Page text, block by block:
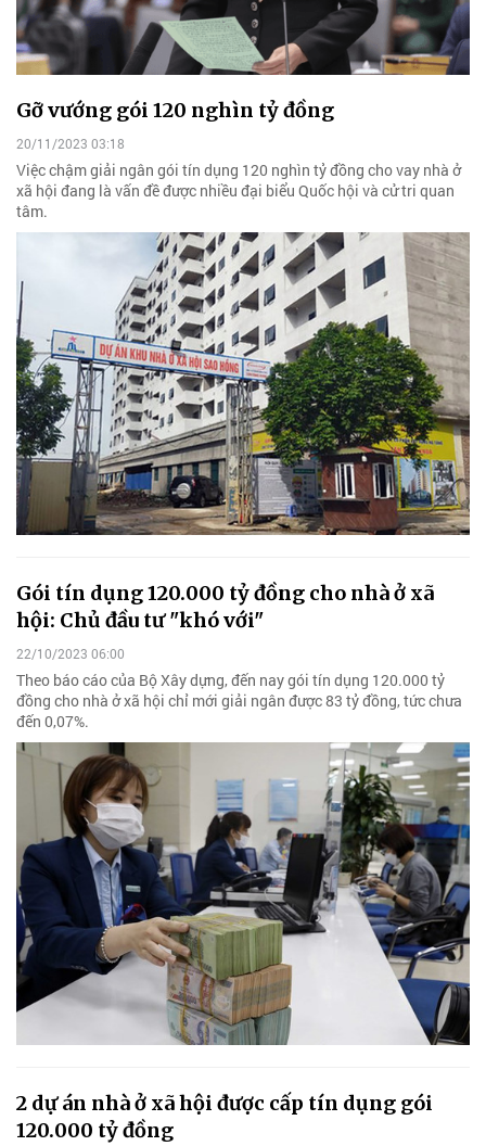
Gỡ vướng gói 120 nghìn tỷ đồng
20/11/2023 03:18
Việc chậm giải ngân gói tín dụng 120 nghìn tỷ đồng cho vay nhà ở
xã hội đang là vấn đề được nhiều đại biểu Quốc hội và cử tri quan
tâm.
Gói tín dụng 120.000 tỷ đồng cho nhà ở xã
hội: Chủ đầu tư "khó với"
22/10/2023 06:00
Theo báo cáo của Bộ Xây dựng, đến nay gói tín dụng 120.000 tỷ
đồng cho nhà ở xã hội chỉ mới giải ngân được 83 tỷ đồng, tức chưa
đến 0,07%.
2 dự án nhà ở xã hội được cấp tín dụng gói
120.000 tỷ đồng